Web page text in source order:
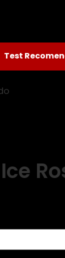
Test